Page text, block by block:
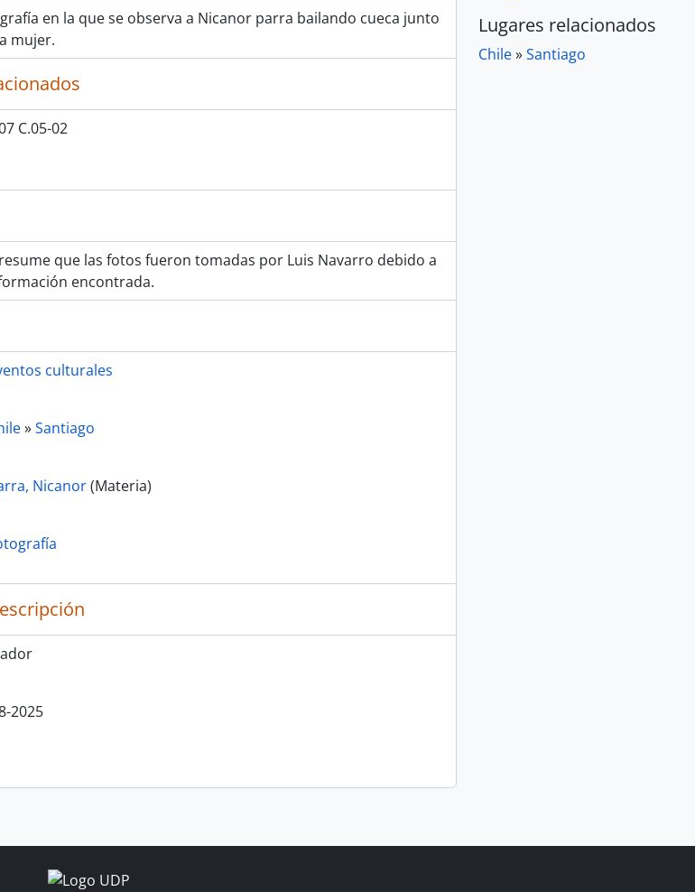
en la que se observa a Nicanor parra bailando cueca junto
mujer.
C.05-02
que las fotos fueron tomadas por Luis Navarro debido a
encontrada.
culturales
»Santiago
Nicanor(Materia)
2025
Lugares relacionados
Chile»Santiago